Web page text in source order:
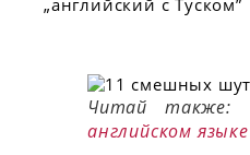
„английский с Туском”
Читай также:
английском языке